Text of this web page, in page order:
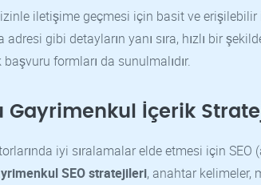
iletişime geçmesi için basit ve
adresi gibi detayların yanı sıra, hızlı bir
formları da sunulmalıdır.
Gayrimenkul İçerik
iyi sıralamalar elde etmesi için
SEO stratejileri, anahtar kelimeler,